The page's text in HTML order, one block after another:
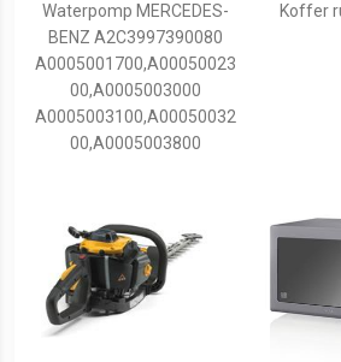
Waterpomp MERCEDES-
BENZ A2C3997390080
A0005001700,A00050023
00,A0005003000
A0005003100,A00050032
00,A0005003800
Koffer